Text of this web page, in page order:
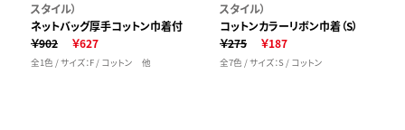
スタイル）
ネットバッグ厚手コットン巾着付
￥902
￥627
全1色 / サイズ：F / コットン 他
スタイル）
コットンカラーリボン巾着（S）
￥275
￥187
全7色 / サイズ：S / コットン